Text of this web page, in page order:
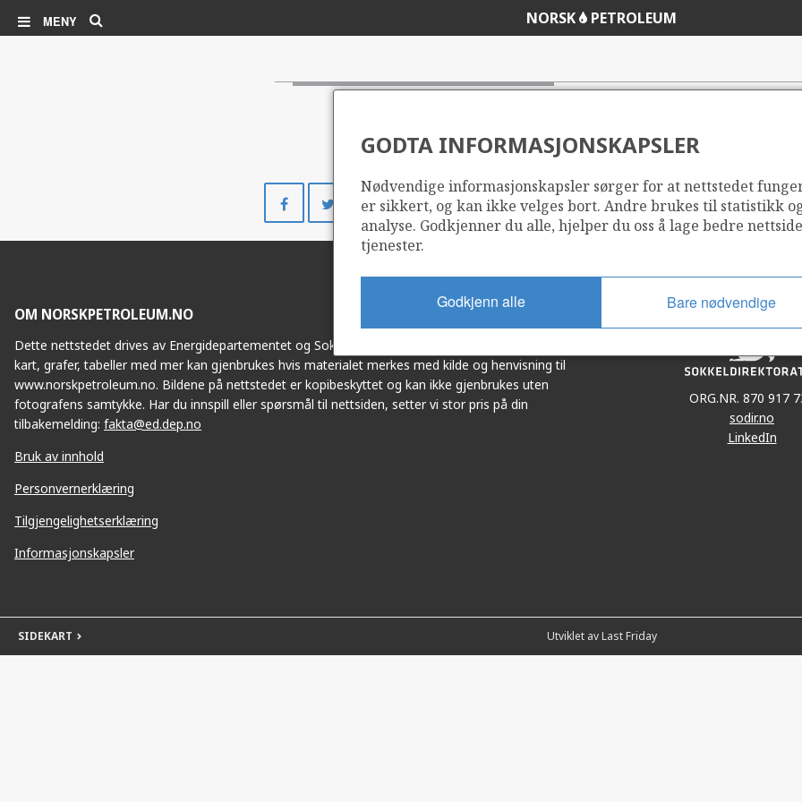
MENY NORSK PETROLEUM
på
Facebook
Del
på
Twitter
Del
på
LinkedIn
Del
i
e-
GODTA INFORMASJONSKAPSLER
Nødvendige informasjonskapsler sørger for at nettstedet
er sikkert, og kan ikke velges bort. Andre brukes til statistikk
analyse. Godkjenner du alle, hjelper du oss å lage bedre
tjenester.
Godkjenn alle Bare nødvendige
OM NORSKPETROLEUM.NO
Dette nettstedet drives av Energidepartementet og Sokkeldirektoratet i samarbeid. Illustrasjoner,
kart, grafer, tabeller med mer kan gjenbrukes hvis materialet merkes med kilde og henvisning til
www.norskpetroleum.no. Bildene på nettstedet er kopibeskyttet og kan ikke gjenbrukes uten
fotografens samtykke. Har du innspill eller spørsmål til nettsiden, setter vi stor pris på din
tilbakemelding: fakta@ed.dep.no
Bruk av innhold
Personvernerklæring
Tilgjengelighetserklæring
Informasjonskapsler
ORG.NR. 870 917
sodir.no
LinkedIn
SIDEKART Utviklet av Last Friday